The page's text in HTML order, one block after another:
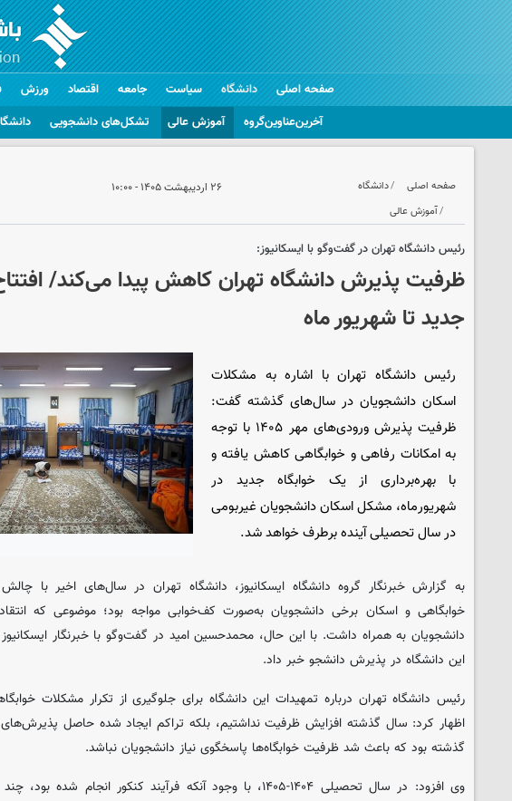
صفحه اصلی
دانشگاه
آخرین‌عناوین‌گروه
آموزش عالی تشکل‌های دانشجویی
سیاست جامعه اقتصاد ورزش
صفحه اصلی
دانشگاه
آموزش عالی
۲۶ اردیبهشت ۱۴۰۵ - ۱۰:۰۰
رئیس دانشگاه تهران در گفت‌وگو با ایسکانیوز:
ظرفیت پذیرش دانشگاه تهران کاهش پیدا می‌کند/
جدید تا شهریور ماه
رئیس دانشگاه تهران با اشاره به مشکلات
اسکان دانشجویان در سال‌های گذشته گفت:
ظرفیت پذیرش ورودی‌های مهر ۱۴۰۵ با توجه
به امکانات رفاهی و خوابگاهی کاهش یافته و
با بهره‌برداری از یک خوابگاه جدید در
شهریورماه، مشکل اسکان دانشجویان غیربومی
در سال تحصیلی آینده برطرف خواهد شد.
به گزارش خبرنگار گروه دانشگاه ایسکانیوز، دانشگاه تهران در سال‌های اخیر با
خوابگاهی و اسکان برخی دانشجویان به‌صورت کف‌خوابی مواجه بود؛ موضوعی که
دانشجویان به همراه داشت. با این حال، محمدحسین امید در گفت‌وگو با خبرنگار ایسکانیوز
این دانشگاه در پذیرش دانشجو خبر داد.
رئیس دانشگاه تهران درباره تمهیدات این دانشگاه برای جلوگیری از تکرار مشکلات
اظهار کرد: سال گذشته افزایش ظرفیت نداشتیم، بلکه تراکم ایجاد شده حاصل
گذشته بود که باعث شد ظرفیت خوابگاه‌ها پاسخگوی نیاز دانشجویان نباشد.
وی افزود: در سال تحصیلی ۱۴۰۴-۱۴۰۵، با وجود آنکه فرآیند کنکور انجام